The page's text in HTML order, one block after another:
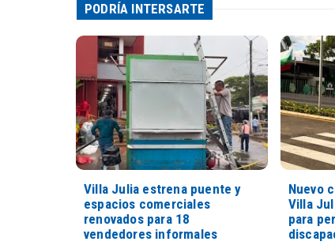
PODRÍA INTERSARTE
Villa Julia estrena puente y
espacios comerciales
renovados para 18
vendedores informales
Nuevo
Villa
para